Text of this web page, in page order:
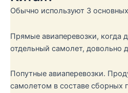
Обычно используют 3
Прямые авиаперевозки, когда
отдельный самолет, довольно
Попутные авиаперевозки.
самолетом в составе сборных